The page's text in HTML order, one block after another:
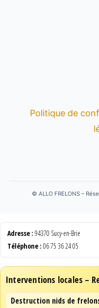
Politique de
© ALLO FRELONS –
Adresse : 94370 Sucy-en-Brie
Téléphone : 06 75 36 24 05
Interventions locales –
Destruction nids de